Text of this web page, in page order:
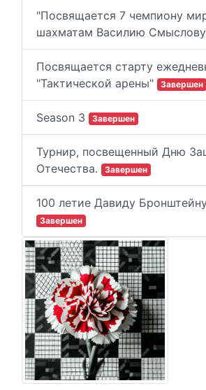
"Посвящается 7 чемпиону
шахматам Василию
Посвящается старту
"Тактической арены"
Завершен
Season 3 Завершен
Турнир, посвещенный Дню
Отечества.
Завершен
100 летие Давиду
Завершен